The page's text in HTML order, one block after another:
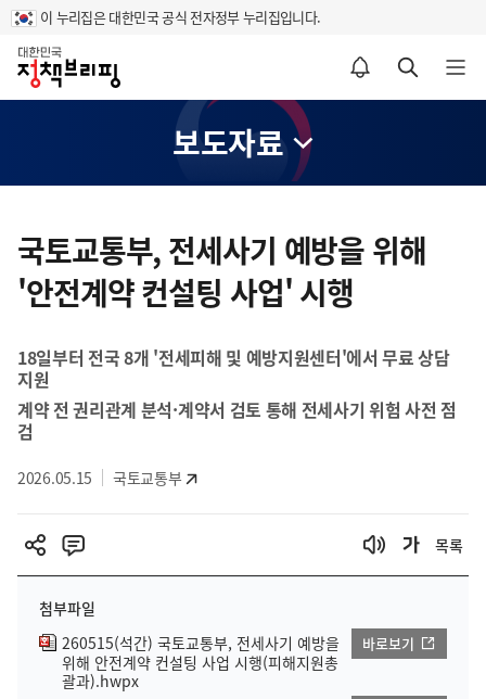
이 누리집은 대한민국 공식 전자정부 누리집입니다.
홈
알림설정 바로가기 검색 바로가기 메뉴 열기
보도자료
텐
츠
영
국토교통부, 전세사기 예방을 위해
'안전계약 컨설팅 사업' 시행
18일부터 전국 8개 '전세피해 및 예방지원센터'에서 무료 상담
지원
계약 전 권리관계 분석·계약서 검토 통해 전세사기 위험 사전 점
검
2026.05.15 국토교통부
목록
첨부파일
260515(석간) 국토교통부, 전세사기 예방을
위해 안전계약 컨설팅 사업 시행(피해지원총
괄과).hwpx
바로보기